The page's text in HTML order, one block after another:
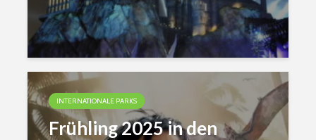
INTERNATIONALE PARKS
Frühling 2025 in den